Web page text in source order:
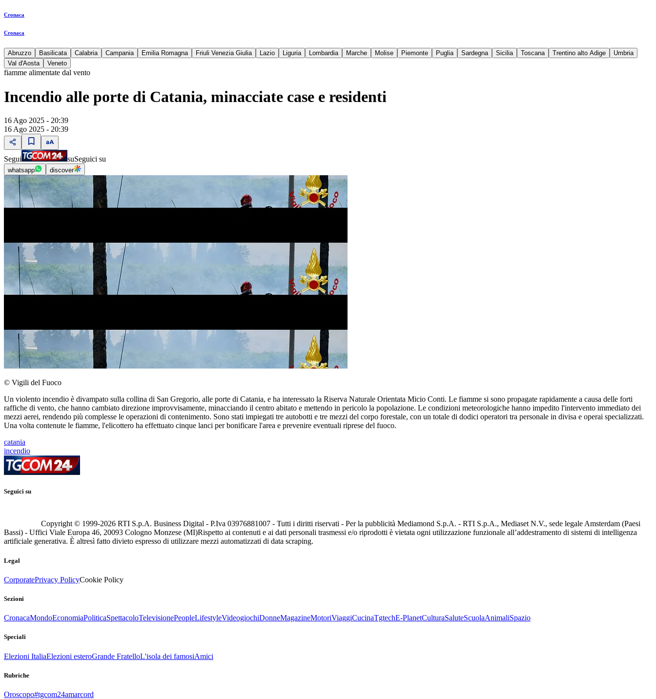
Cronaca
Cronaca
Abruzzo Basilicata Calabria Campania Emilia Romagna Friuli Venezia Giulia Lazio Liguria Lombardia Marche Molise Piemonte Puglia Sardegna Sicilia Toscana Trentino alto Adige
Umbria
Val d'Aosta
Veneto
fiamme alimentate dal vento
Incendio alle porte di Catania, minacciate case e residenti
16 Ago 2025 - 20:39
16 Ago 2025 - 20:39
Segui suSeguici su
whatsapp discover
© Vigili del Fuoco
Un violento incendio è divampato sulla collina di San Gregorio, alle porte di Catania, e ha interessato la Riserva Naturale Orientata Micio Conti. Le fiamme si sono propagate rapidamente a causa delle forti
raffiche di vento, che hanno cambiato direzione improvvisamente, minacciando il centro abitato e mettendo in pericolo la popolazione. Le condizioni meteorologiche hanno impedito l'intervento immediato dei
mezzi aerei, rendendo più complesse le operazioni di contenimento. Sono stati impiegati tre autobotti e tre mezzi del corpo forestale, con un totale di dodici operatori tra personale in divisa e operai specializzati.
Una volta contenute le fiamme, l'elicottero ha effettuato cinque lanci per bonificare l'area e prevenire eventuali riprese del fuoco.
catania
incendio
Seguici su
Copyright © 1999-2026 RTI S.p.A. Business Digital - P.Iva 03976881007 - Tutti i diritti riservati - Per la pubblicità Mediamond S.p.A. - RTI S.p.A., Mediaset N.V., sede legale Amsterdam (Paesi
Bassi) - Uffici Viale Europa 46, 20093 Cologno Monzese (MI)Rispetto ai contenuti e ai dati personali trasmessi e/o riprodotti è vietata ogni utilizzazione funzionale all’addestramento di sistemi di intelligenza
artificiale generativa. È altresì fatto divieto espresso di utilizzare mezzi automatizzati di data scraping.
Legal
CorporatePrivacy PolicyCookie Policy
Sezioni
CronacaMondoEconomiaPoliticaSpettacoloTelevisionePeopleLifestyleVideogiochiDonneMagazineMotoriViaggiCucinaTgtechE-PlanetCulturaSaluteScuolaAnimaliSpazio
Speciali
Elezioni ItaliaElezioni esteroGrande FratelloL'isola dei famosiAmici
Rubriche
Oroscopo#tgcom24amarcord